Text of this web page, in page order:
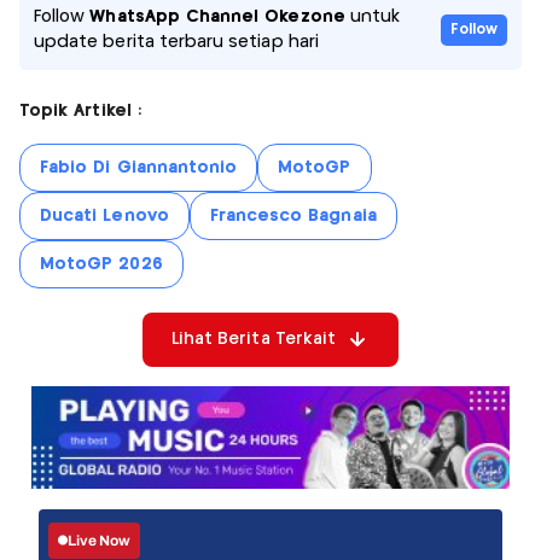
FollowWhatsApp Channel Okezone untuk
update berita terbaru setiap hari
Follow
Topik Artikel :
Fabio Di Giannantonio MotoGP
Ducati Lenovo Francesco Bagnaia
MotoGP 2026
Lihat Berita Terkait
Live Now